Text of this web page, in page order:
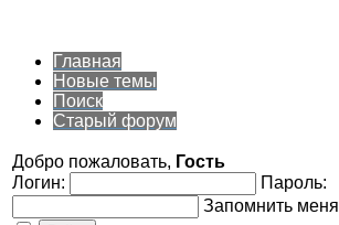
Главная
Новые темы
Поиск
Старый форум
Добро пожаловать, Гость
Логин:
Пароль:
Запомнить меня